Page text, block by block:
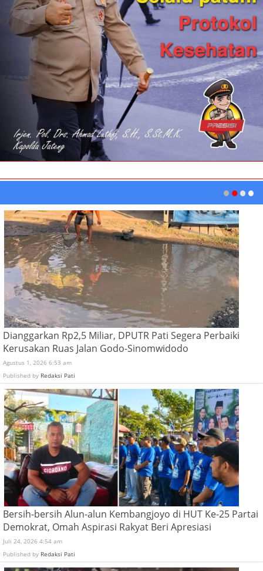
Dianggarkan Rp2,5 Miliar, DPUTR Pati Segera Perbaiki
Kerusakan Ruas Jalan Godo-Sinomwidodo
Agustus 1, 2026 6:53 am
Published by Redaksi Pati
Bersih-bersih Alun-alun Kembangjoyo di HUT Ke-25 Partai
Demokrat, Omah Aspirasi Rakyat Beri Apresiasi
Juli 24, 2026 4:54 am
Published by Redaksi Pati